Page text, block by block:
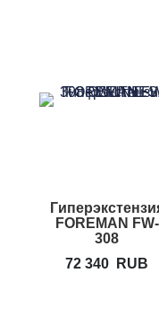
FOREMAN FW-
308
72 340
RUB